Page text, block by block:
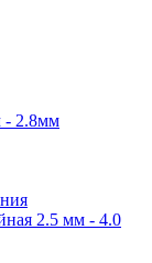
- 2.8мм
2.5 мм - 4.0